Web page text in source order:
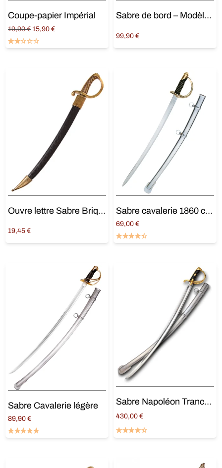
Coupe-papier Impérial
19,90€ Original
price
was:
15,90 €Current
15,90 €.
Ajouter au panier
Sabre de bord – Modèle 1833
99,90 €
Ajouter au panier
Ouvre lettre Sabre Briquet
19,45 €
Ajouter au panier
Sabre cavalerie 1860 court
69,00 €
Ajouter au panier
Sabre Cavalerie légère
89,90 €
Ajouter au panier
Sabre Napoléon Tranchant
430,00 €
Lire la suite